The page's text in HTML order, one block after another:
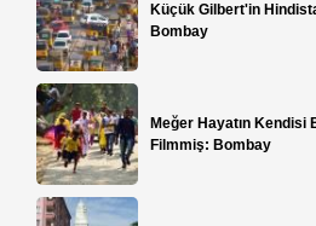
Küçük Gilbert'in
Bombay
Meğer Hayatın Kendisi
Filmmiş: Bombay